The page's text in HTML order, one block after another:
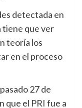
detectada en
tiene que ver
teoría los
en el proceso
27 de
que el PRI fue a